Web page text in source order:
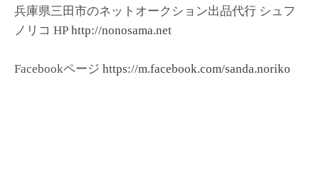
兵庫県三田市のネットオークション出品代行 シュフ
ノリコ HP http://nonosama.net
Facebookページ https://m.facebook.com/sanda.noriko